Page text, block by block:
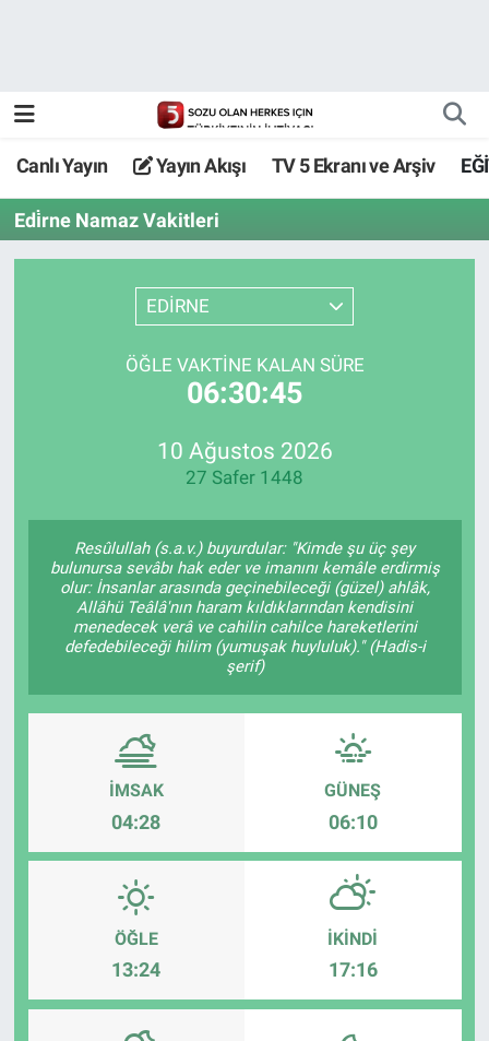
Canlı Yayın Yayın Akışı TV 5 Ekranı ve Arşiv
Edi̇rne Namaz Vakitleri
EDİRNE
ÖĞLE VAKTİNE KALAN SÜRE
06:30:45
10 Ağustos 2026
27 Safer 1448
Resûlullah (s.a.v.) buyurdular: "Kimde şu üç şey
bulunursa sevâbı hak eder ve imanını kemâle erdirmiş
olur: İnsanlar arasında geçinebileceği (güzel) ahlâk,
Allâhü Teâlâ'nın haram kıldıklarından kendisini
menedecek verâ ve cahilin cahilce hareketlerini
defedebileceği hilim (yumuşak huyluluk)." (Hadis-i
şerif)
İMSAK
04:28
GÜNEŞ
06:10
ÖĞLE
13:24
İKINDI
17:16
TV 5 Ekranı ve Arşiv